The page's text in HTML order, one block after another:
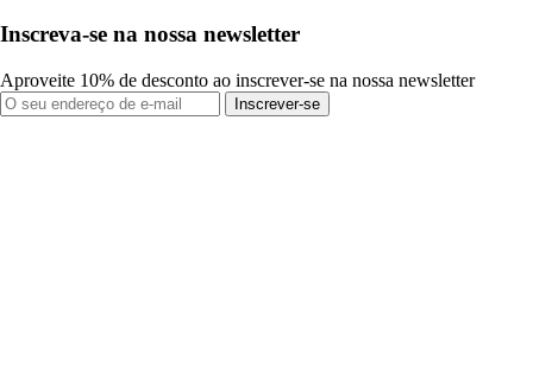
Inscreva-se na nossa newsletter
Aproveite 10% de desconto ao inscrever-se na nossa newsletter
Inscrever-se